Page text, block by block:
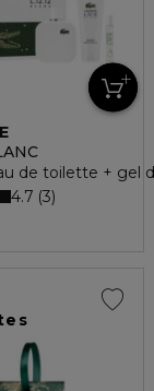
de toilette + gel
4.7 3